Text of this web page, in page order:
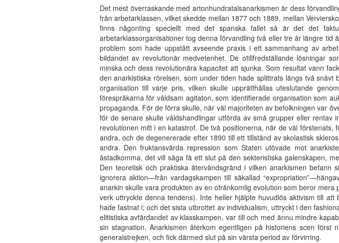
Det mest överraskande med artonhundratalsanarkismen är dess
från arbetarklassen, vilket skedde mellan 1877 och 1889, mellan
finns någonting speciellt med det spanska fallet så är det det
arbetarklassorganisationer tog denna förvandling två eller tre år längre
problem som hade uppstått avseende praxis i ett sammanhang av
bildandet av revolutionär medvetenhet. De otillfredställande lösningar
minska och dess revolutionära kapacitet att sjunka. Som resultat vann
den anarkistiska rörelsen, som under tiden hade splittrats längs två
organisation till varje pris, vilken skulle upprätthållas uteslutande
förespråkarna för våldsam agitaton, som identifierade organisation som
propaganda. För de förra skulle, när väl majoriteten av befolkningen var
för de senare skulle våldshandlingar utförda av små grupper eller
revolutionen mitt i en katastrof. De två positionerna, när de väl
andra, och de degenererade efter 1890 till ett tillstånd av skolastisk
andra. Den fruktansvärda repression som Staten utövade mot
åstadkomma, det vill säga få ett slut på den sekteristiska galenskapen,
Den teoretisk och praktiska återvändsgränd i vilken anarkismen
ignorera aktion—från vardagskampen till såkallad
anarkin skulle vara produkten av en ofrånkomlig evolution som beror
verk uttryckte denna tendens). Inte heller hjälpte huvudlös aktivism till
hade fastnat i; och det sista utbrottet av individualism, uttryckt i den
elitistiska avfärdandet av klasskampen, var till och med ännu mindre
sin stagnation. Anarkismen återkom egentligen på historiens scen
generalstrejken, och fick därmed slut på sin värsta period av förvirring.